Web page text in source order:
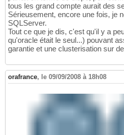
tous les grand compte aurait des
Sérieusement, encore une fois, je
SQLServer.
Tout ce que je dis, c'est qu'il y a
qu'oracle était le seul...) pouvant
garantie et une clusterisation sur
orafrance, le 09/09/2008 à 18h08